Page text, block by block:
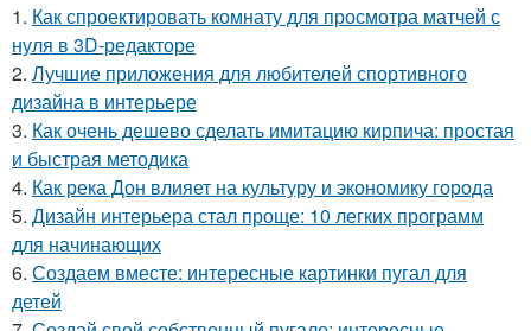
1. Как спроектировать комнату для просмотра матчей с
нуля в 3D-редакторе
2. Лучшие приложения для любителей спортивного
дизайна в интерьере
3. Как очень дешево сделать имитацию кирпича: простая
и быстрая методика
4. Как река Дон влияет на культуру и экономику города
5. Дизайн интерьера стал проще: 10 легких программ
для начинающих
6. Создаем вместе: интересные картинки пугал для
детей